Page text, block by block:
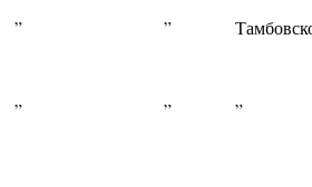
” ”
” ” ”